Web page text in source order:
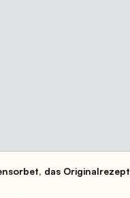
das Originalrezept